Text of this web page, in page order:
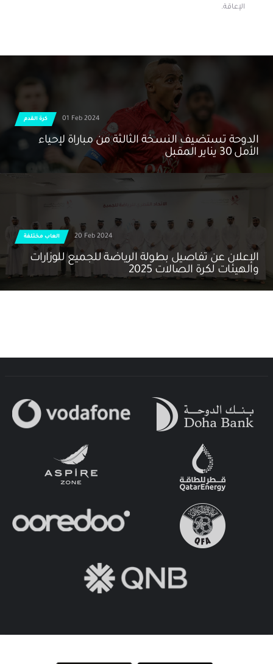
الإعاقة.
كرة القدم 01 Feb 2024
الدوحة تستضيف النسخة الثالثة من مباراة لإحياء
الأمل 30 يناير المقبل
العاب مختلفة 20 Feb 2024
الإعلان عن تفاصيل بطولة الرياضة للجميع للوزارات
والهيئات لكرة الصالات 2025